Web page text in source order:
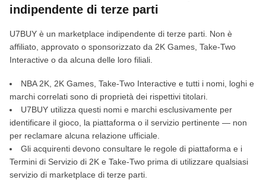
indipendente di terze parti
U7BUY è un marketplace indipendente di terze parti. Non è
affiliato, approvato o sponsorizzato da 2K Games, Take-Two
Interactive o da alcuna delle loro filiali.
NBA 2K, 2K Games, Take-Two Interactive e tutti i nomi, loghi e
marchi correlati sono di proprietà dei rispettivi titolari.
U7BUY utilizza questi nomi e marchi esclusivamente per
identificare il gioco, la piattaforma o il servizio pertinente — non
per reclamare alcuna relazione ufficiale.
Gli acquirenti devono consultare le regole di piattaforma e i
Termini di Servizio di 2K e Take-Two prima di utilizzare qualsiasi
servizio di marketplace di terze parti.